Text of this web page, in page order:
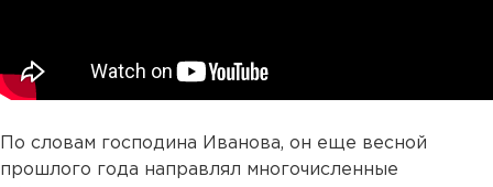
По словам господина Иванова, он еще весной
прошлого года направлял многочисленные